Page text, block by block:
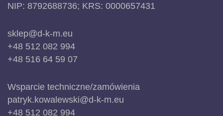
NIP: 8792688736; KRS: 0000657431
sklep@d-k-m.eu
+48 512 082 994
+48 516 64 59 07
Wsparcie techniczne/zamówienia
patryk.kowalewski@d-k-m.eu
+48 512 082 994